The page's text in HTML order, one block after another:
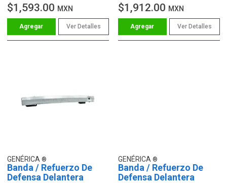
$1,593.00 MXN
Ver Detalles
$1,912.00 MXN
Ver Detalles
GENÉRICA
Banda / Refuerzo De
Defensa Delantera
GENÉRICA
Banda / Refuerzo De
Defensa Delantera